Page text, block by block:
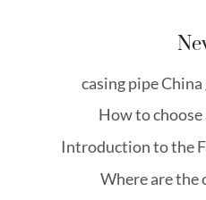
casing pipe
How to choose
Introduction to the
Where are the